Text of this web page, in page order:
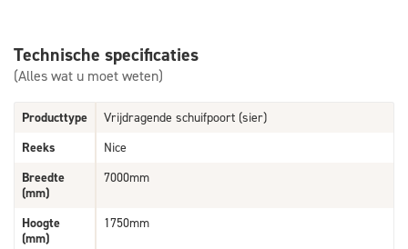
Technische specificaties
(Alles wat u moet weten)
Producttype
Vrijdragende schuifpoort (sier)
Reeks
Nice
Breedte
(mm)
7000mm
Hoogte
(mm)
1750mm